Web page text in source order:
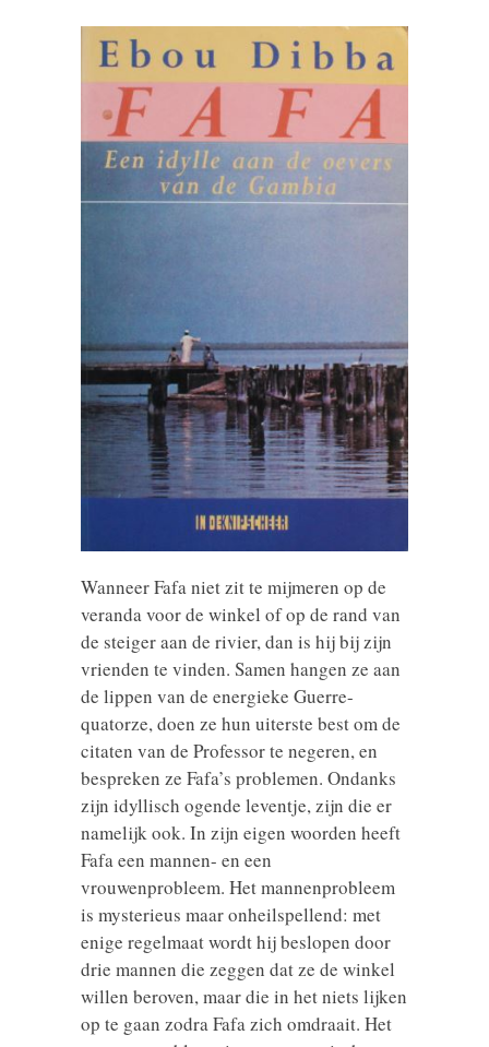
Wanneer Fafa niet zit te mijmeren op de
veranda voor de winkel of op de rand van
de steiger aan de rivier, dan is hij bij zijn
vrienden te vinden. Samen hangen ze aan
de lippen van de energieke Guerre-
quatorze, doen ze hun uiterste best om de
citaten van de Professor te negeren, en
bespreken ze Fafa’s problemen. Ondanks
zijn idyllisch ogende leventje, zijn die er
namelijk ook. In zijn eigen woorden heeft
Fafa een mannen- en een
vrouwenprobleem. Het mannenprobleem
is mysterieus maar onheilspellend: met
enige regelmaat wordt hij beslopen door
drie mannen die zeggen dat ze de winkel
willen beroven, maar die in het niets lijken
op te gaan zodra Fafa zich omdraait. Het